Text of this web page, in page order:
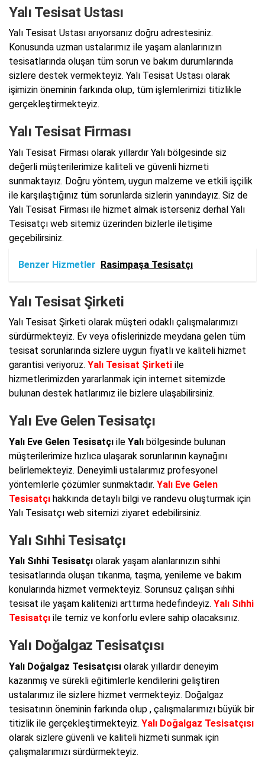
Yalı Tesisat Ustası
Yalı Tesisat Ustası arıyorsanız doğru adrestesiniz.
Konusunda uzman ustalarımız ile yaşam alanlarınızın
tesisatlarında oluşan tüm sorun ve bakım durumlarında
sizlere destek vermekteyiz. Yalı Tesisat Ustası olarak
işimizin öneminin farkında olup, tüm işlemlerimizi titizlikle
gerçekleştirmekteyiz.
Yalı Tesisat Firması
Yalı Tesisat Firması olarak yıllardır Yalı bölgesinde siz
değerli müşterilerimize kaliteli ve güvenli hizmeti
sunmaktayız. Doğru yöntem, uygun malzeme ve etkili işçilik
ile karşılaştığınız tüm sorunlarda sizlerin yanındayız. Siz de
Yalı Tesisat Firması ile hizmet almak isterseniz derhal Yalı
Tesisatçı web sitemiz üzerinden bizlerle iletişime
geçebilirsiniz.
Benzer Hizmetler Rasimpaşa Tesisatçı
Yalı Tesisat Şirketi
Yalı Tesisat Şirketi olarak müşteri odaklı çalışmalarımızı
sürdürmekteyiz. Ev veya ofislerinizde meydana gelen tüm
tesisat sorunlarında sizlere uygun fiyatlı ve kaliteli hizmet
garantisi veriyoruz. Yalı Tesisat Şirketi ile
hizmetlerimizden yararlanmak için internet sitemizde
bulunan destek hatlarımız ile bizlere ulaşabilirsiniz.
Yalı Eve Gelen Tesisatçı
Yalı Eve Gelen Tesisatçı ile Yalı bölgesinde bulunan
müşterilerimize hızlıca ulaşarak sorunlarının kaynağını
belirlemekteyiz. Deneyimli ustalarımız profesyonel
yöntemlerle çözümler sunmaktadır. Yalı Eve Gelen
Tesisatçı hakkında detaylı bilgi ve randevu oluşturmak için
Yalı Tesisatçı web sitemizi ziyaret edebilirsiniz.
Yalı Sıhhi Tesisatçı
Yalı Sıhhi Tesisatçı olarak yaşam alanlarınızın sıhhi
tesisatlarında oluşan tıkanma, taşma, yenileme ve bakım
konularında hizmet vermekteyiz. Sorunsuz çalışan sıhhi
tesisat ile yaşam kalitenizi arttırma hedefindeyiz. Yalı Sıhhi
Tesisatçı ile temiz ve konforlu evlere sahip olacaksınız.
Yalı Doğalgaz Tesisatçısı
Yalı Doğalgaz Tesisatçısı olarak yıllardır deneyim
kazanmış ve sürekli eğitimlerle kendilerini geliştiren
ustalarımız ile sizlere hizmet vermekteyiz. Doğalgaz
tesisatının öneminin farkında olup , çalışmalarımızı büyük bir
titizlik ile gerçekleştirmekteyiz. Yalı Doğalgaz Tesisatçısı
olarak sizlere güvenli ve kaliteli hizmeti sunmak için
çalışmalarımızı sürdürmekteyiz.